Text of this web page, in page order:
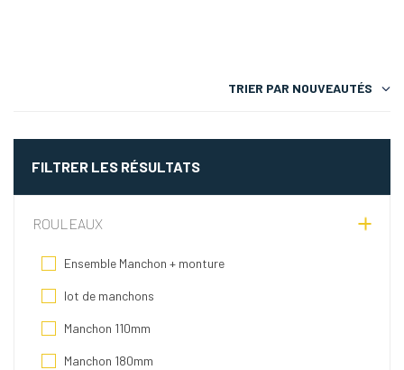
TRIER PAR NOUVEAUTÉS
FILTRER LES RÉSULTATS
ROULEAUX
Ensemble Manchon + monture
lot de manchons
Manchon 110mm
Manchon 180mm